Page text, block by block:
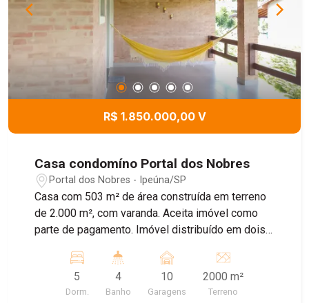
R$ 1.850.000,00 V
Casa condomíno Portal dos Nobres
Portal dos Nobres - Ipeúna/SP
Casa com 503 m² de área construída em terreno
de 2.000 m², com varanda. Aceita imóvel como
parte de pagamento. Imóvel distribuído em dois
2.000 m², com 503 m² de área construída,
oferecendo conforto, funcionalidade e excelente
área externa com muito verde, pomar formado,
5
Dorm.
4
Banho
10
Garagens
2000 m²
Terreno